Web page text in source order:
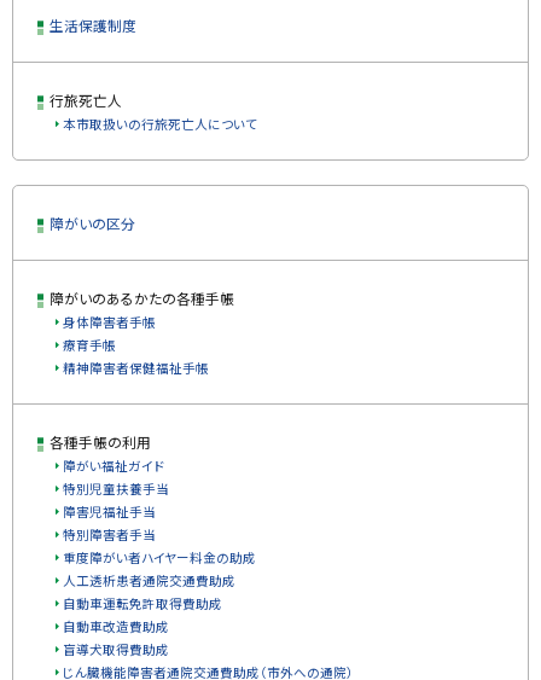
プ
生活保護制度
行旅死亡人
本市取扱いの行旅死亡人について
プ
障がいの区分
障がいのあるかたの各種手帳
身体障害者手帳
療育手帳
精神障害者保健福祉手帳
各種手帳の利用
障がい福祉ガイド
特別児童扶養手当
障害児福祉手当
特別障害者手当
重度障がい者ハイヤー料金の助成
人工透析患者通院交通費助成
自動車運転免許取得費助成
自動車改造費助成
盲導犬取得費助成
じん臓機能障害者通院交通費助成（市外への通院）